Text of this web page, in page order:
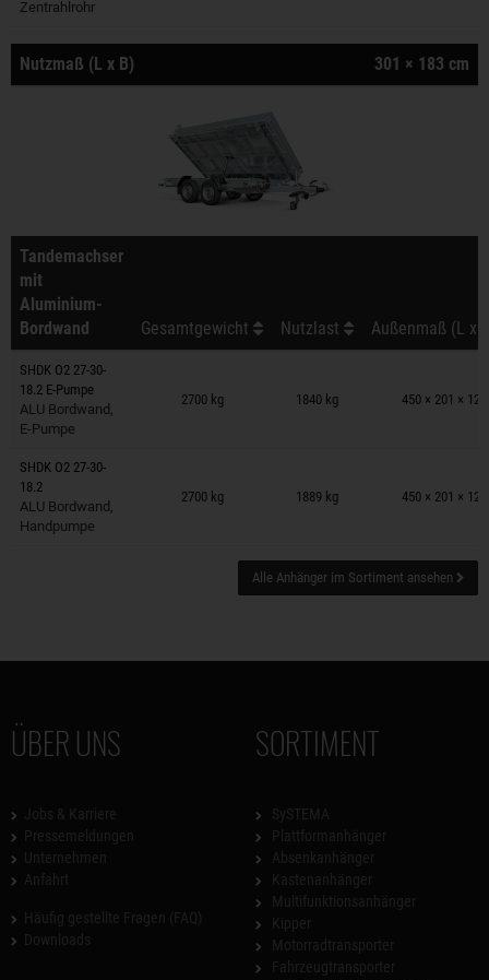
Zentrahlrohr
Nutzmaß (L x B) 301 × 183 cm
Tandemachser
mit
Aluminium-
Bordwand
Gesamtgewicht Nutzlast Außenmaß (L x
SHDK O2 27-30-
18.2 E-Pumpe
ALU Bordwand,
E-Pumpe
2700 kg 1840 kg 450 × 201 ×
Anhänger auf Merkzettel
SHDK O2 27-30-
18.2
ALU Bordwand,
Handpumpe
2700 kg 1889 kg 450 × 201 ×
Anhänger auf Merkzettel
Alle Anhänger im Sortiment ansehen
ÜBER UNS SORTIMENT